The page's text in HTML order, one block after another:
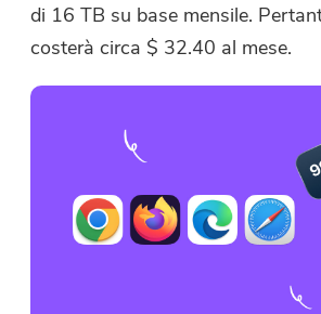
di 16 TB su base mensile.
costerà circa $ 32.40 al mese.